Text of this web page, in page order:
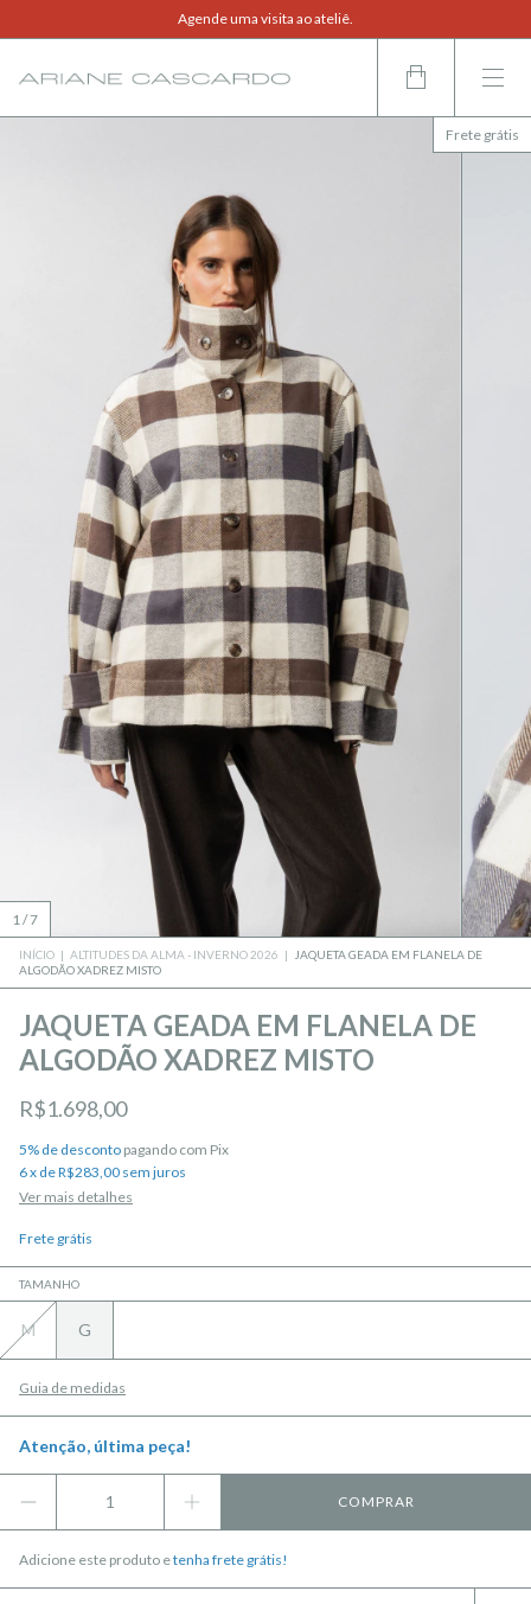
Agende uma visita ao ateliê.
Compre também pelo WhatsApp.
Frete grátis
1 /7
INÍCIO | ALTITUDES DA ALMA - INVERNO 2026 |
JAQUETA GEADA EM FLANELA DE
ALGODÃO XADREZ MISTO
JAQUETA GEADA EM FLANELA DE
ALGODÃO XADREZ MISTO
R$1.698,00
5% de desconto pagando com Pix
6x deR$283,00 sem juros
Ver mais detalhes
Frete grátis
TAMANHO
M G
Guia de medidas
Atenção, última peça!
Adicione este produto etenha frete grátis!